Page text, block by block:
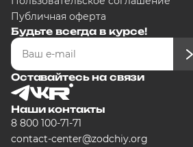
Публичная оферта
Будьте всегда в курсе!
Оставайтесь на связи
Наши контакты
8 800 100-71-71
contact-center@zodchiy.org